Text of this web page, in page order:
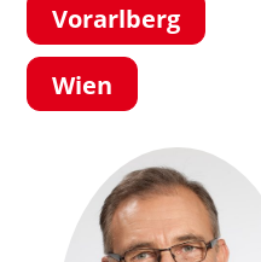
Vorarlberg
Wien